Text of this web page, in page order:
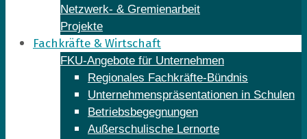
Netzwerk- & Gremienarbeit
Projekte
Fachkräfte & Wirtschaft
FKU-Angebote für Unternehmen
Regionales Fachkräfte-Bündnis
Unternehmenspräsentationen in Schulen
Betriebsbegegnungen
Außerschulische Lernorte